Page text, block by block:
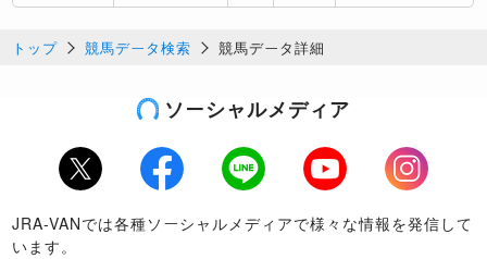
トップ 競馬データ検索 競馬データ詳細
ソーシャルメディア
Twitter Facebook LINE Youtube
Instagram
JRA-VANでは各種ソーシャルメディアで様々な情報を発信して
います。